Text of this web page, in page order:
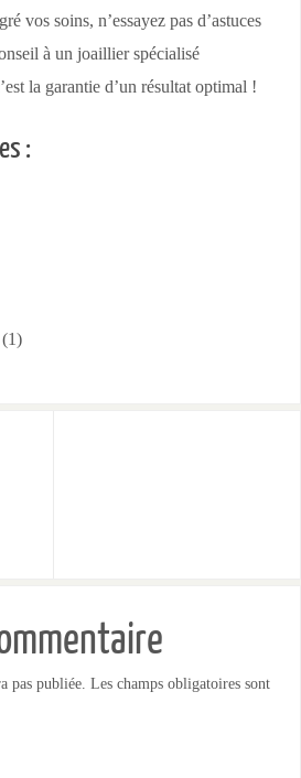
vos soins, n’essayez pas d’astuces
à un joaillier spécialisé
la garantie d’un résultat optimal !
:
pas publiée. Les champs obligatoires sont